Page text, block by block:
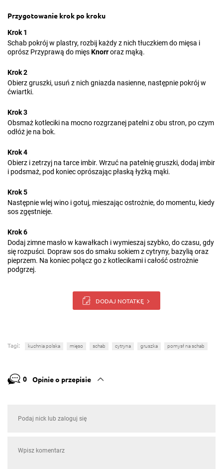
Przygotowanie krok po kroku
Krok 1
Schab pokrój w plastry, rozbij każdy z nich tłuczkiem do mięsa i
oprósz Przyprawą do mięsKnorroraz mąką.
Krok 2
Obierz gruszki, usuń z nich gniazda nasienne, następnie pokrój w
ćwiartki.
Krok 3
Obsmaż kotleciki na mocno rozgrzanej patelni z obu stron, po czym
odłóż je na bok.
Krok 4
Obierz i zetrzyj na tarce imbir. Wrzuć na patelnię gruszki, dodaj imbir
i podsmaż, pod koniec oprószając płaską łyżką mąki.
Krok 5
Następnie wlej wino i gotuj, mieszając ostrożnie, do momentu, kiedy
sos zgęstnieje.
Krok 6
Dodaj zimne masło w kawałkach i wymieszaj szybko, do czasu, gdy
się rozpuści. Dopraw sos do smaku sokiem z cytryny, bazylią oraz
pieprzem. Na koniec połącz go z kotlecikami i całość ostrożnie
podgrzej.
DODAJ NOTATKĘ
Tagi: kuchnia polska mięso schab cytryna gruszka pomysł na schab
0 Opinie o przepisie